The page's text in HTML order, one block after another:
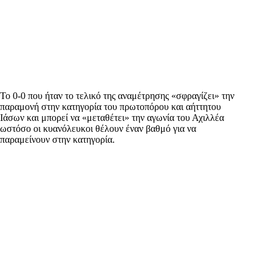
Το 0-0 που ήταν το τελικό της αναμέτρησης «σφραγίζει» την
παραμονή στην κατηγορία του πρωτοπόρου και αήττητου
Ιάσων και μπορεί να «μεταθέτει» την αγωνία του Αχιλλέα
ωστόσο οι κυανόλευκοι θέλουν έναν βαθμό για να
παραμείνουν στην κατηγορία.